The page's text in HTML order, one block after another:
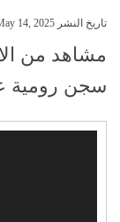
تاريخ النشر May 14, 2025
مشاهد من
سجن رومية